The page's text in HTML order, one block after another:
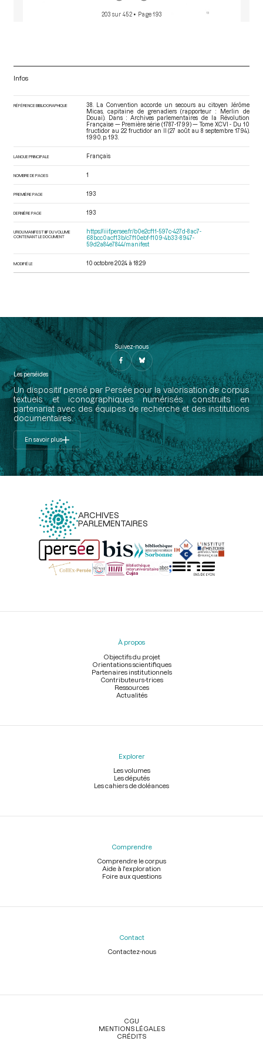
203 sur 452 • Page 193
Infos
RÉFÉRENCE BIBLIOGRAPHIQUE
38. La Convention accorde un secours au citoyen Jérôme
Micas, capitaine de grenadiers (rapporteur : Merlin de
Douai). Dans : Archives parlementaires de la Révolution
Française — Première série (1787-1799) — Tome XCVI - Du 10
fructidor au 22 fructidor an II (27 août au 8 septembre 1794).
1990. p. 193.
LANGUE PRINCIPALE Français
NOMBRE DE PAGES 1
PREMIÈRE PAGE 193
DERNIÈRE PAGE 193
URI DU MANIFEST IIIF DU VOLUME
CONTENANT LE DOCUMENT
https://iiif.persee.fr/b0e2cf11-597c-427d-8ac7-
68bcc0acf13b/c7f10ebf-f109-4b33-8947-
59d2a84e7844/manifest
MODIFIÉ LE 10 octobre 2024 à 18:29
Suivez-nous
Les perséides
Un dispositif pensé par Persée pour la valorisation de corpus
textuels et iconographiques numérisés construits en
partenariat avec des équipes de recherche et des institutions
documentaires.
En savoir plus
ARCHIVES
PARLEMENTAIRES
Menu
À propos
Objectifs du projet
Orientations scientifiques
Partenaires institutionnels
Contributeurs-trices
Ressources
Actualités
Explorer
Les volumes
Les députés
Les cahiers de doléances
Comprendre
Comprendre le corpus
Aide à l'exploration
Foire aux questions
Contact
Contactez-nous
Légal
CGU
MENTIONS LÉGALES
CRÉDITS